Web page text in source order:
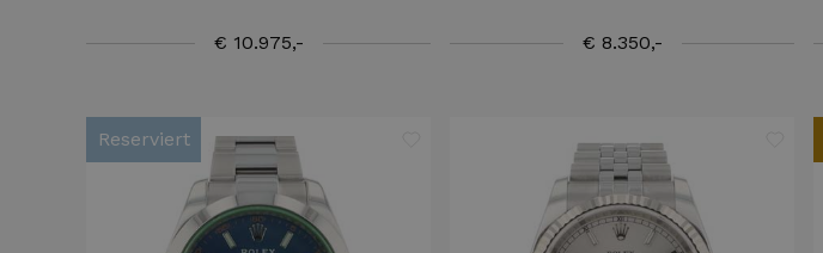
€ 10.975,- € 8.350,-
Reserviert